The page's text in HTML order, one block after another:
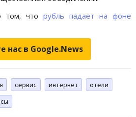
том, что рубль падает на фоне
нас в Google.News
сервис интернет
отели